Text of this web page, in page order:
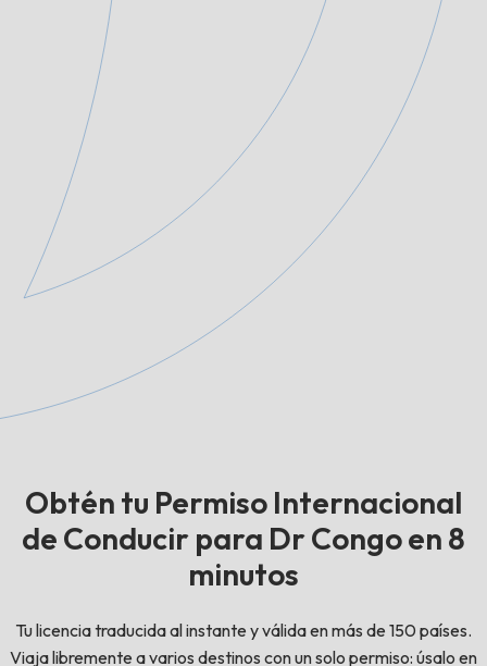
Obtén tu Permiso Internacional
de Conducir para Dr Congo en 8
minutos
Tu licencia traducida al instante y válida en más de 150 países.
Viaja libremente a varios destinos con un solo permiso: úsalo en